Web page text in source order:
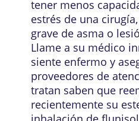
tener menos
estrés de una
grave de asma o
Llame a su médico
siente enfermo y
proveedores de
tratan saben que
recientemente su